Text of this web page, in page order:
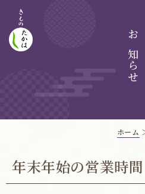
お知らせ
ホーム
年末年始の営業時間